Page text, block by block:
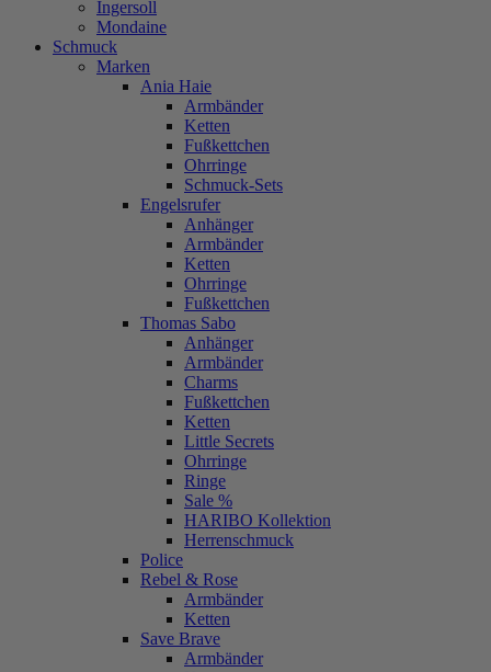
Ingersoll
Mondaine
Schmuck
Marken
Ania Haie
Armbänder
Ketten
Fußkettchen
Ohrringe
Schmuck-Sets
Engelsrufer
Anhänger
Armbänder
Ketten
Ohrringe
Fußkettchen
Thomas Sabo
Anhänger
Armbänder
Charms
Fußkettchen
Ketten
Little Secrets
Ohrringe
Ringe
Sale %
HARIBO Kollektion
Herrenschmuck
Police
Rebel & Rose
Armbänder
Ketten
Save Brave
Armbänder